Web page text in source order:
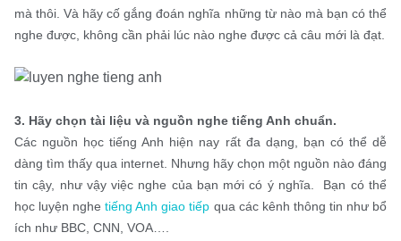
mà thôi. Và hãy cố gắng đoán nghĩa những từ nào mà bạn có thể
nghe được, không cần phải lúc nào nghe được cả câu mới là đạt.
3. Hãy chọn tài liệu và nguồn nghe tiếng Anh chuẩn.
Các nguồn học tiếng Anh hiện nay rất đa dạng, bạn có thể dễ
dàng tìm thấy qua internet. Nhưng hãy chọn một nguồn nào đáng
tin cậy, như vậy việc nghe của bạn mới có ý nghĩa. Bạn có thể
học luyện nghetiếng Anh giao tiếp qua các kênh thông tin như bổ
ích như BBC, CNN, VOA….